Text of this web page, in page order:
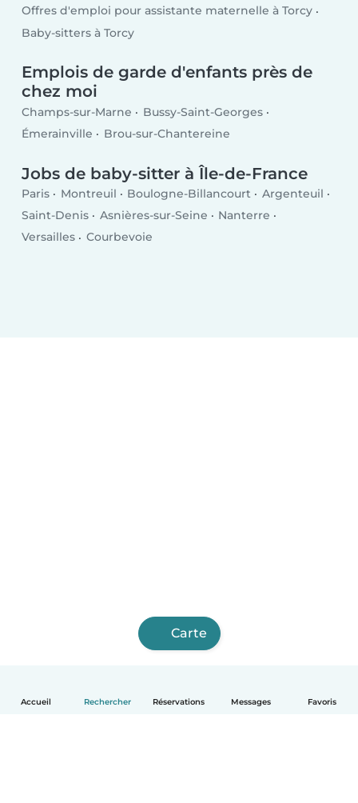
Accueil Rechercher Réservations Messages Favoris
Offres d'emploi pour assistante maternelle à Torcy
Baby-sitters à Torcy
Emplois de garde d'enfants près de
chez moi
Champs-sur-Marne
Bussy-Saint-Georges
Émerainville
Brou-sur-Chantereine
Jobs de baby-sitter à Île-de-France
Paris Montreuil Boulogne-Billancourt
Argenteuil
Saint-Denis
Asnières-sur-Seine
Nanterre
Versailles
Courbevoie
Carte